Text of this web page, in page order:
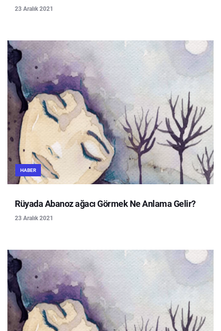
23 Aralık 2021
HABER
Rüyada Abanoz ağacı Görmek Ne Anlama Gelir?
23 Aralık 2021